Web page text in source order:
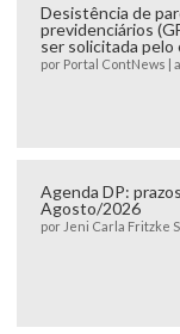
Desistência de
previdenciários
ser solicitada pelo
por Portal ContNews |
Agenda DP:
Agosto/2026
por Jeni Carla Fritzke